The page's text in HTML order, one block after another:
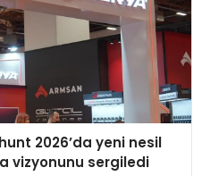
2026’da yeni nesil
vizyonunu sergiledi